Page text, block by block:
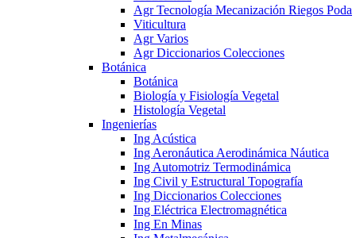
Agr Tecnología Mecanización Riegos Poda
Viticultura
Agr Varios
Agr Diccionarios Colecciones
Botánica
Botánica
Biología y Fisiología Vegetal
Histología Vegetal
Ingenierías
Ing Acústica
Ing Aeronáutica Aerodinámica Náutica
Ing Automotriz Termodinámica
Ing Civil y Estructural Topografía
Ing Diccionarios Colecciones
Ing Eléctrica Electromagnética
Ing En Minas